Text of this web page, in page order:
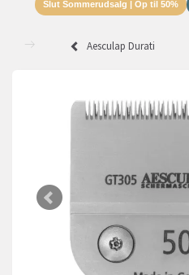
Slut Sommerudsalg | Op til 50%
Aesculap Durati